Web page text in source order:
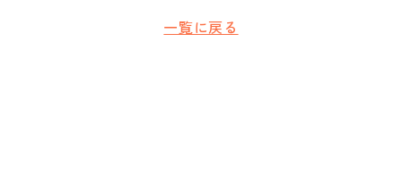
一覧に戻る